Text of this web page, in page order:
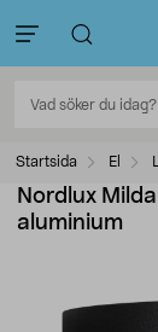
Startsida El
Nordlux
aluminium